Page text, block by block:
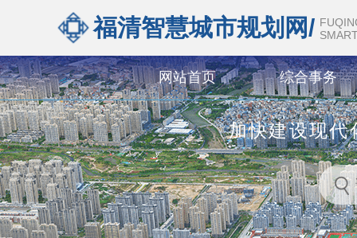
福清智慧城市规划网/
网站首页 综合事务
加快建设现